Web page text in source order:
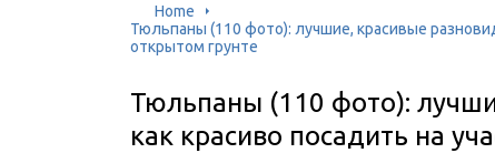
Home
Тюльпаны (110 фото): лучшие, красивые
открытом грунте
Тюльпаны (110 фото):
как красиво посадить на